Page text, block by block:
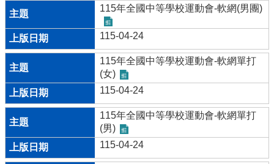
院
課
程
平
台
國
三
學
資
訊
115年全國中等學校運動會-軟網(男團)
115-04-24
115年全國中等學校運動會-軟網單打
(女)
115-04-24
115年全國中等學校運動會-軟網單打
(男)
115-04-24